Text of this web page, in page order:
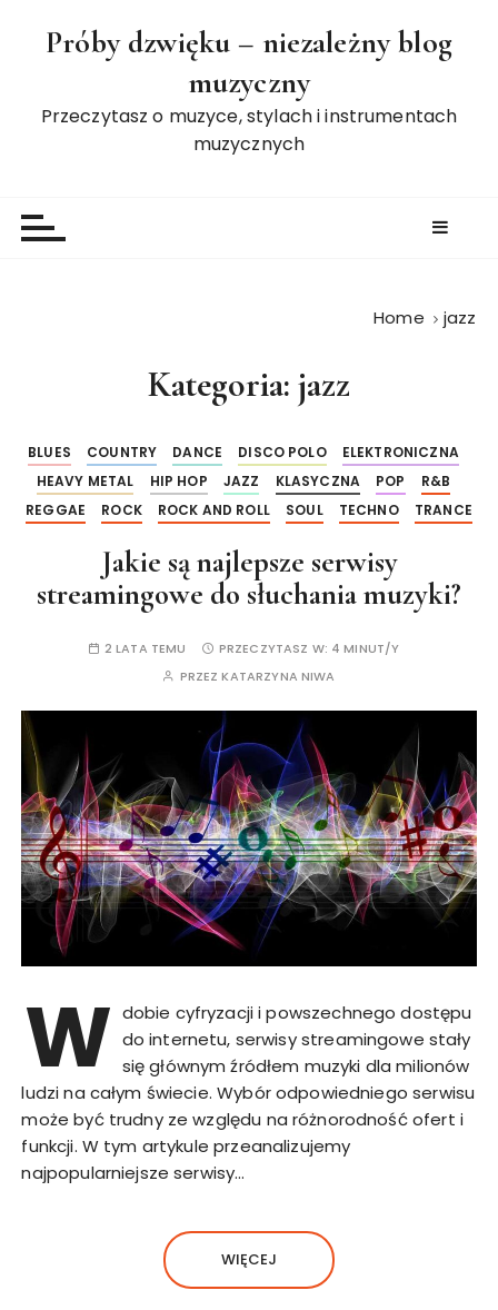
Próby dzwięku – niezależny blog
muzyczny
Przeczytasz o muzyce, stylach i instrumentach
muzycznych
Home jazz
Kategoria: jazz
BLUES COUNTRY DANCE DISCO POLO
ELEKTRONICZNA
HEAVY METAL
HIP HOP JAZZ KLASYCZNA POP
R&B
REGGAE
ROCK ROCK AND ROLL SOUL TECHNO TRANCE
Jakie są najlepsze serwisy
streamingowe do słuchania muzyki?
2 LATA TEMU PRZECZYTASZ W: 4 MINUT/Y
PRZEZKATARZYNA NIWA
W dobie cyfryzacji i powszechnego dostępu
do internetu, serwisy streamingowe stały
się głównym źródłem muzyki dla milionów
ludzi na całym świecie. Wybór odpowiedniego serwisu
może być trudny ze względu na różnorodność ofert i
funkcji. W tym artykule przeanalizujemy
najpopularniejsze serwisy…
WIĘCEJ